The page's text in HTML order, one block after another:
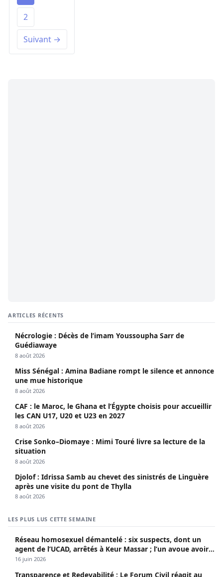
2
Suivant →
ARTICLES RÉCENTS
Nécrologie : Décès de l’imam Youssoupha Sarr de
Guédiawaye
8 août 2026
Miss Sénégal : Amina Badiane rompt le silence et annonce
une mue historique
8 août 2026
CAF : le Maroc, le Ghana et l’Égypte choisis pour accueillir
les CAN U17, U20 et U23 en 2027
8 août 2026
Crise Sonko–Diomaye : Mimi Touré livre sa lecture de la
situation
8 août 2026
Djolof : Idrissa Samb au chevet des sinistrés de Linguère
après une visite du pont de Thylla
8 août 2026
LES PLUS LUS CETTE SEMAINE
Réseau homosexuel démantelé : six suspects, dont un
agent de l’UCAD, arrêtés à Keur Massar ; l’un avoue avoir
propagé le VIH depuis 2018
16 juin 2026
Transparence et Redevabilité : Le Forum Civil réagit au